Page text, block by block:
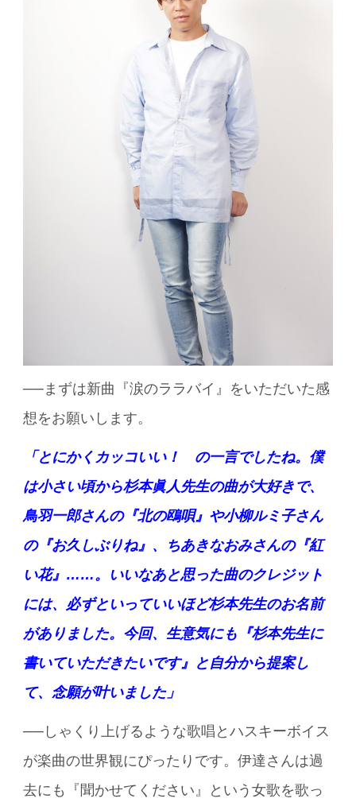
──まずは新曲『涙のララバイ』をいただいた感
想をお願いします。
「とにかくカッコいい！ の一言でしたね。僕
は小さい頃から杉本眞人先生の曲が大好きで、
鳥羽一郎さんの『北の鴎唄』や小柳ルミ子さん
の『お久しぶりね』、ちあきなおみさんの『紅
い花』……。いいなあと思った曲のクレジット
には、必ずといっていいほど杉本先生のお名前
がありました。今回、生意気にも『杉本先生に
書いていただきたいです』と自分から提案し
て、念願が叶いました」
──しゃくり上げるような歌唱とハスキーボイス
が楽曲の世界観にぴったりです。伊達さんは過
去にも『聞かせてください』という女歌を歌っ